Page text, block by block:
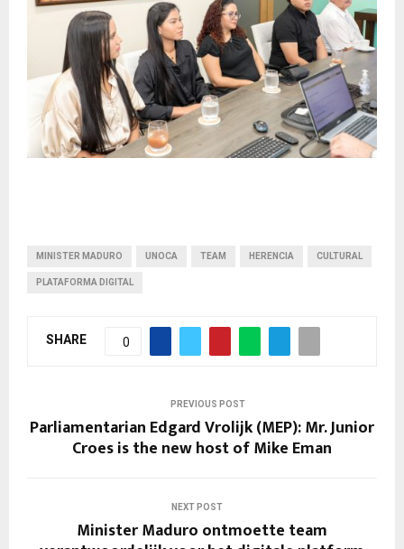
MINISTER MADURO UNOCA TEAM HERENCIA CULTURAL
PLATAFORMA DIGITAL
SHARE 0
PREVIOUS POST
Parliamentarian Edgard Vrolijk (MEP): Mr. Junior
Croes is the new host of Mike Eman
NEXT POST
Minister Maduro ontmoette team